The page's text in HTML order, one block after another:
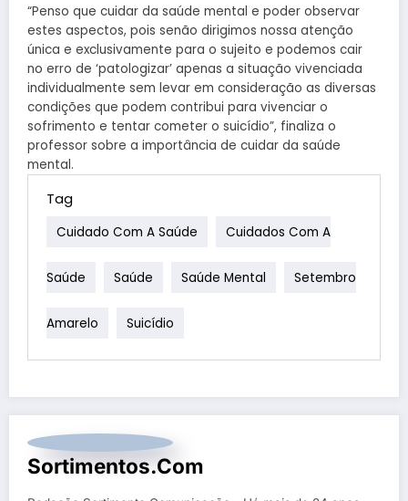
“Penso que cuidar da saúde mental e poder observar
estes aspectos, pois senão dirigimos nossa atenção
única e exclusivamente para o sujeito e podemos cair
no erro de ‘patologizar’ apenas a situação vivenciada
individualmente sem levar em consideração as diversas
condições que podem contribui para vivenciar o
sofrimento e tentar cometer o suicídio”, finaliza o
professor sobre a importância de cuidar da saúde
mental.
Tag
Cuidado Com A Saúde Cuidados Com A
Saúde Saúde Saúde Mental Setembro
Amarelo Suicídio
Sortimentos.com